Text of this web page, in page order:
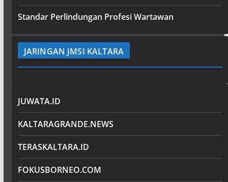
Standar Perlindungan Profesi Wartawan
JARINGAN JMSI KALTARA
JUWATA.ID
KALTARAGRANDE.NEWS
TERASKALTARA.ID
FOKUSBORNEO.COM